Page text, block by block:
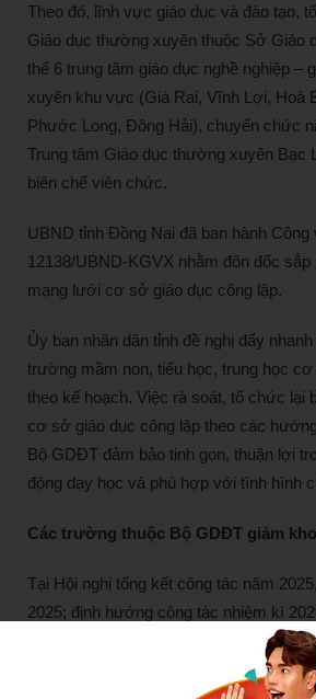
Theo đó, lĩnh vực giáo dục và đào tạo,
Giáo dục thường xuyên thuộc Sở Giáo
thể 6 trung tâm giáo dục nghề nghiệp –
xuyên khu vực (Giá Rai, Vĩnh Lợi, Hoà
Phước Long, Đông Hải), chuyển chức
Trung tâm Giáo dục thường xuyên Bạc
biên chế viên chức.
UBND tỉnh Đồng Nai đã ban hành Công
12138/UBND-KGVX nhằm đôn đốc
mạng lưới cơ sở giáo dục công lập.
Ủy ban nhân dân tỉnh đề nghị đẩy
trường mầm non, tiểu học, trung học
theo kế hoạch. Việc rà soát, tổ chức lại
cơ sở giáo dục công lập theo các
Bộ GDĐT đảm bảo tinh gọn, thuận lợi
động dạy học và phù hợp với tình hình
Các trường thuộc Bộ GDĐT giảm
Tại Hội nghị tổng kết công tác năm
2025; định hướng công tác nhiệm kì
nhiệm vụ trọng tâm năm 2026, Bộ
nhiệm kì, Bộ tập trung rà soát, sắp xếp